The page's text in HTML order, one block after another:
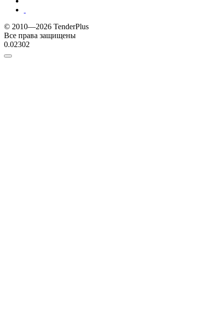
© 2010—2026 TenderPlus
Все права защищены
0.02302